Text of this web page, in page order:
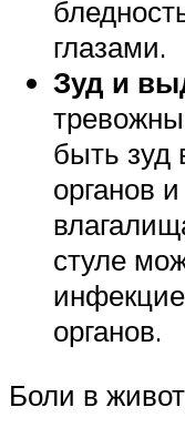
глазами.
Зуд и
быть зуд
органов
стуле
органов.
Боли в